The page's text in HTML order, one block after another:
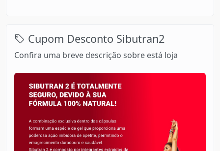
Cupom Desconto Sibutran2
Confira uma breve descrição sobre está loja